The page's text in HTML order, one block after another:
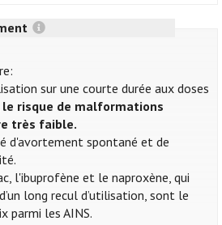
sur une courte durée aux doses
le risque de malformations
très faible.
d'avortement spontané et de
l'ibuprofène et le naproxène, qui
long recul d’utilisation, sont le
parmi les AINS.